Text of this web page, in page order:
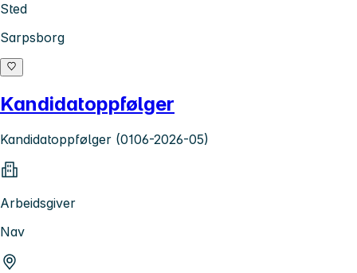
Sted
Sarpsborg
Kandidatoppfølger
Kandidatoppfølger (0106-2026-05)
Arbeidsgiver
Nav